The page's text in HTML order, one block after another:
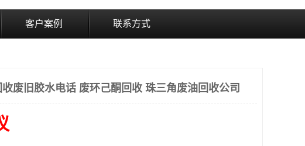
客户案例 联系方式
废旧胶水电话 废环己酮回收 珠三角废油回收公司